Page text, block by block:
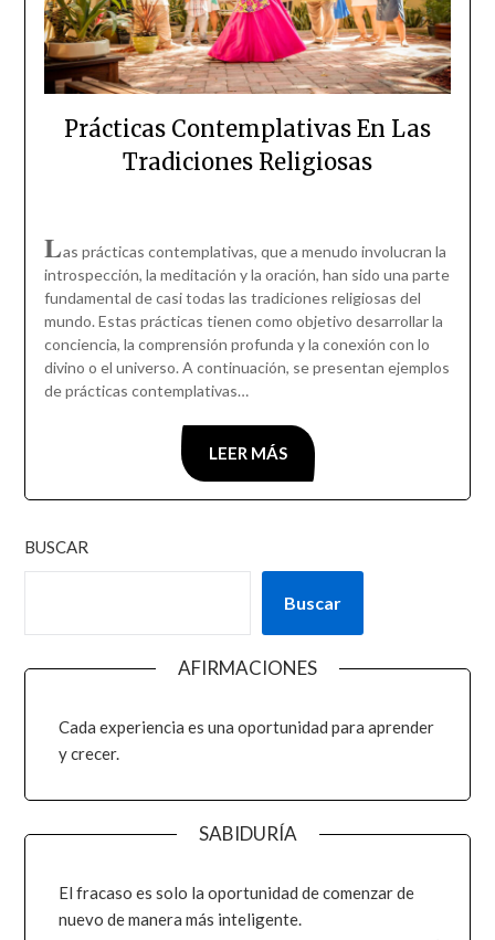
Prácticas Contemplativas En Las
Tradiciones Religiosas
Las prácticas contemplativas, que a menudo involucran la
introspección, la meditación y la oración, han sido una parte
fundamental de casi todas las tradiciones religiosas del
mundo. Estas prácticas tienen como objetivo desarrollar la
conciencia, la comprensión profunda y la conexión con lo
divino o el universo. A continuación, se presentan ejemplos
de prácticas contemplativas…
LEER MÁS
BUSCAR
Buscar
AFIRMACIONES
Cada experiencia es una oportunidad para aprender
y crecer.
SABIDURÍA
El fracaso es solo la oportunidad de comenzar de
nuevo de manera más inteligente.